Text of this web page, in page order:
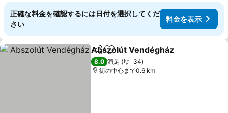
正確な料金を確認するには日付を選択してくだ
さい
料金を表示
シェアお気に入りに追加
Abszolút Vendégház
8.0 満足
34
街の中心まで0.6 km